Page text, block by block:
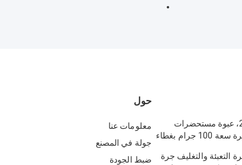
حول
معلومات عنا
جولة في المصنع
ضبط الجودة
وصل حديثًا لعام 2025، عبوة مستحضرات
تجميل زجاجية مستديرة سعة 100 جرام بغطاء
التعبئة والتغليف جرة